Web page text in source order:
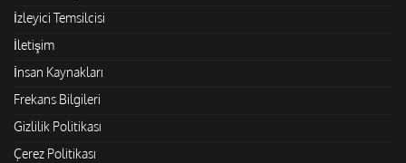
İzleyici Temsilcisi
İletişim
İnsan Kaynakları
Frekans Bilgileri
Gizlilik Politikası
Çerez Politikası